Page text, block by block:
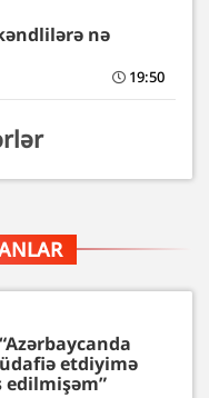
nə
19:50
etdiyimə
edilmişəm”